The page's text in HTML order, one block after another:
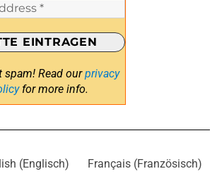
spam! Read ourprivacy
for more info.
(Englisch) Français (Französisch)